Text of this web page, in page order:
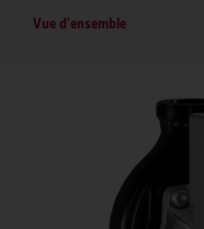
Vue d'ensemble